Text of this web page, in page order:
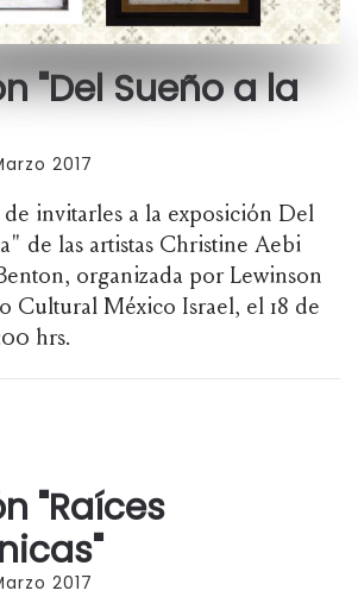
"Del Sueño a la
2017
invitarles a la exposición Del
de las artistas Christine Aebi
organizada por Lewinson
Cultural México Israel, el 18 de
hrs.
"Raíces
2017